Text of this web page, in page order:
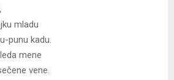
mladu
punu kadu.
mene
vene.